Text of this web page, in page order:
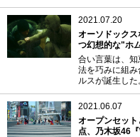
2021.07.20
オーソドック
つ幻想的な"ホ
合い言葉は、
法を巧みに組
ルスが誕生し
2021.06.07
オープンセッ
点、乃木坂46